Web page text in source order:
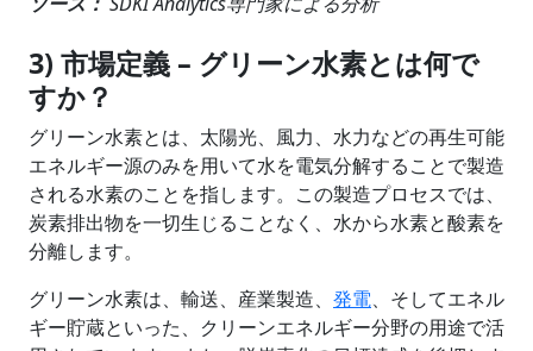
3) 市場定義 – グリーン水素とは何で
すか？
グリーン水素とは、太陽光、風力、水力などの再生可能
エネルギー源のみを用いて水を電気分解することで製造
される水素のことを指します。この製造プロセスでは、
炭素排出物を一切生じることなく、水から水素と酸素を
分離します。
グリーン水素は、輸送、産業製造、 発電、そしてエネル
ギー貯蔵といった、クリーンエネルギー分野の用途で活